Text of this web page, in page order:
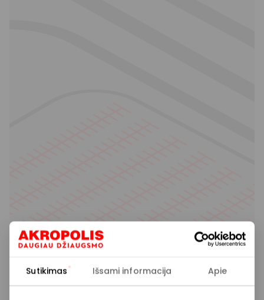
Sutikimas Išsami informacija Apie